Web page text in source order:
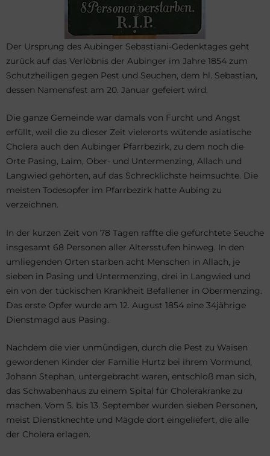
Der Ursprung des Aubinger Sebastiani-Gedenktages geht
zurück auf das Verlöbnis der Aubinger im Jahre 1854 zum
Schutzheiligen gegen Pest und Seuchen, dem hl. Sebastian,
dessen Namensfest am 20. Januar gefeiert wird.
Die ganze Gemeinde war damals von Furcht und Angst
erfüllt, weil die zu dieser Zeit vielerorts wütende asiatische
Cholera auch den Aubinger Pfarrbezirk, zu dem noch die
Orte Pasing, Laim, Ober- und Untermenzing, Allach und
Langwied gehörten, auf das Schrecklichste heimsuchte. Die
meisten Todesopfer im Pfarrbezirk hatte Aubing zu
verzeichnen.
In der kurzen Zeit von 78 Tagen raffte die gefürchtete Seuche
insgesamt 68 Personen aller Altersstufen hinweg. In den
umliegenden Orten starben acht Menschen in Allach, je
sieben in Pasing und Untermenzing, drei in Langwied und
ein von der tückischen Krankheit Befallener in Obermenzing.
Das erste Opfer wurde am 12. August 1854 eine 34jährige
Dienstmagd aus Pasing.
Nachdem die vier unmündigen, durch die Pest zu Waisen
gewordenen Kinder der Familie Hurtz bei ihrem Vormund,
Johann Stephan, untergebracht waren, entschloß man sich,
das Schwabenhaus zu einem Spital für Cholerakranke zu
machen. Vom 5. bis 13. September wurden sieben Personen,
meist Dienstknechte und Mägde dort eingeliefert, die alle
der Cholera erlagen.